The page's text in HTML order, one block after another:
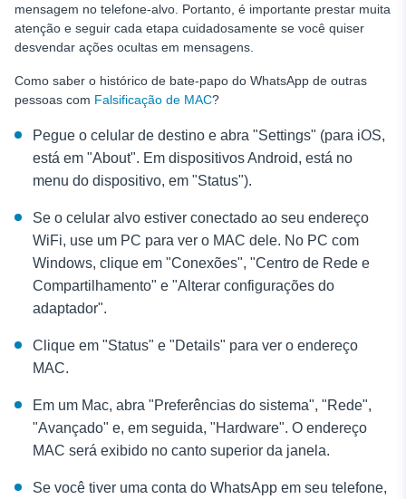
mensagem no telefone-alvo. Portanto, é importante prestar muita
atenção e seguir cada etapa cuidadosamente se você quiser
desvendar ações ocultas em mensagens.
Como saber o histórico de bate-papo do WhatsApp de outras
pessoas com Falsificação de MAC?
Pegue o celular de destino e abra "Settings" (para iOS,
está em "About". Em dispositivos Android, está no
menu do dispositivo, em "Status").
Se o celular alvo estiver conectado ao seu endereço
WiFi, use um PC para ver o MAC dele. No PC com
Windows, clique em "Conexões", "Centro de Rede e
Compartilhamento" e "Alterar configurações do
adaptador".
Clique em "Status" e "Details" para ver o endereço
MAC.
Em um Mac, abra "Preferências do sistema", "Rede",
"Avançado" e, em seguida, "Hardware". O endereço
MAC será exibido no canto superior da janela.
Se você tiver uma conta do WhatsApp em seu telefone,